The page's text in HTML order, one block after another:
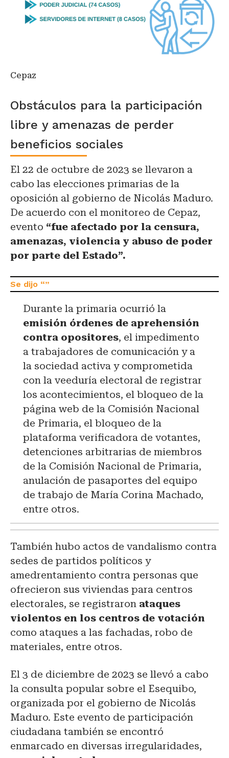
Cepaz
Obstáculos para la participación
libre y amenazas de perder
beneficios sociales
El 22 de octubre de 2023 se llevaron a
cabo las elecciones primarias de la
oposición al gobierno de Nicolás Maduro.
De acuerdo con el monitoreo de Cepaz,
evento “fue afectado por la censura,
amenazas, violencia y abuso de poder
por parte del Estado”.
Durante la primaria ocurrió la
emisión órdenes de aprehensión
contra opositores, el impedimento
a trabajadores de comunicación y a
la sociedad activa y comprometida
con la veeduría electoral de registrar
los acontecimientos, el bloqueo de la
página web de la Comisión Nacional
de Primaria, el bloqueo de la
plataforma verificadora de votantes,
detenciones arbitrarias de miembros
de la Comisión Nacional de Primaria,
anulación de pasaportes del equipo
de trabajo de María Corina Machado,
entre otros.
También hubo actos de vandalismo contra
sedes de partidos políticos y
amedrentamiento contra personas que
ofrecieron sus viviendas para centros
electorales, se registraron ataques
violentos en los centros de votación
como ataques a las fachadas, robo de
materiales, entre otros.
El 3 de diciembre de 2023 se llevó a cabo
la consulta popular sobre el Esequibo,
organizada por el gobierno de Nicolás
Maduro. Este evento de participación
ciudadana también se encontró
enmarcado en diversas irregularidades,